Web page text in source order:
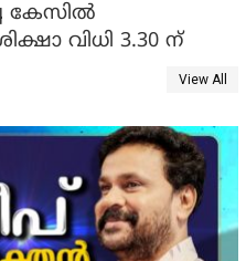
കേസില്‍
വിധി 3.30 ന്
View All